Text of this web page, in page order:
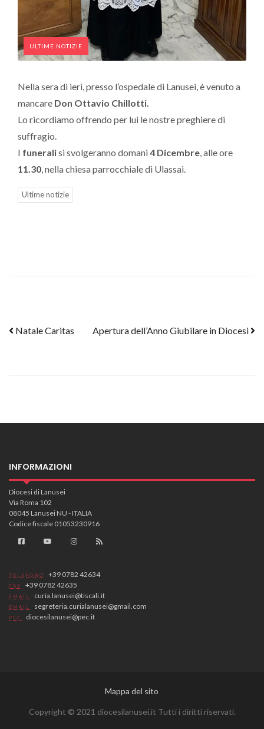
ULTIME NOTIZIE
Nella sera di ieri, presso l’ospedale di Lanusei, è venuto a
mancare Don Ottavio Chillotti.
Lo ricordiamo offrendo per lui le nostre preghiere di
suffragio.
I funeralisi svolgeranno domani4 Dicembre, alle ore
11.30, nella chiesa parrocchiale di Ulassai.
Ultime notizie
Post navigation
Natale Caritas Apertura dell’Anno Giubilare in Diocesi
INFORMAZIONI
Diocesi di Lanusei
Via Roma 102
08045 Lanusei NU - ITALIA
Codice fiscale 01053230916
TELEFONO +39 0782 42634
FAX +39 0782 42635
EMAIL curia.lanusei@tiscali.it
EMAIL segreteria.curialanusei@gmail.com
PEC diocesilanusei@pec.it
Mappa del sito
Copyright © 2021 diocesilanusei.it Tutti i diritti riservati.